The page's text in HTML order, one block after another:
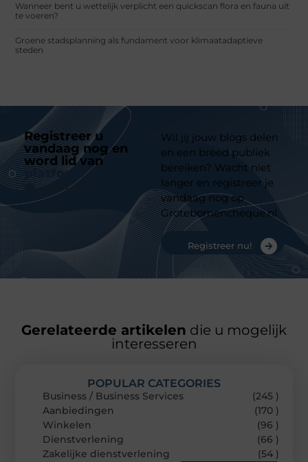
Wanneer bent u wettelijk verplicht een quickscan flora en fauna uit
te voeren?
Groene stadsplanning als fundament voor klimaatadaptieve
steden
Registreer u
vandaag nog en
word lid van
platform
Wil jij jouw blogs delen
en een breed publiek
bereiken? Wacht niet
langer en registreer je
vandaag nog op
Grotebomencheque.nl
Registreer nu!
Gerelateerde artikelen die u mogelijk
interesseren
POPULAR CATEGORIES
Business / Business Services
(245 )
Aanbiedingen
(170 )
Winkelen
(96 )
Dienstverlening
(66 )
Zakelijke dienstverlening
(54 )